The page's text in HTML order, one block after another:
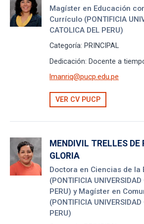
Magíster en Educación
Currículo (PONTIFICIA
CATOLICA DEL PERU)
Categoría: PRINCIPAL
Dedicación: Docente a
lmanriq@pucp.edu.pe
VER CV PUCP
MENDIVIL TRELLES
GLORIA
Doctora en Ciencias de la
(PONTIFICIA UNIVERSIDAD
PERU) y Magíster en
(PONTIFICIA UNIVERSIDAD
PERU)